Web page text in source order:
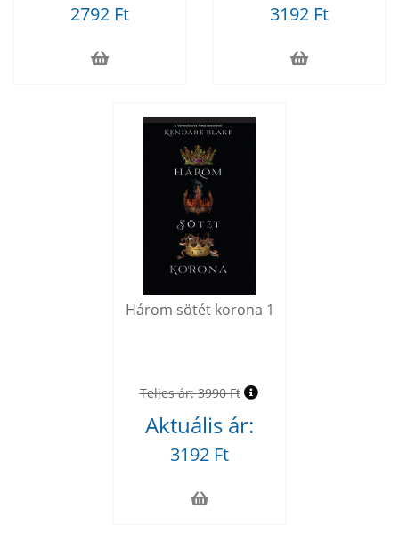
2792 Ft 3192 Ft
Három sötét korona 1
Teljes ár:3990 Ft
Aktuális ár:
3192 Ft